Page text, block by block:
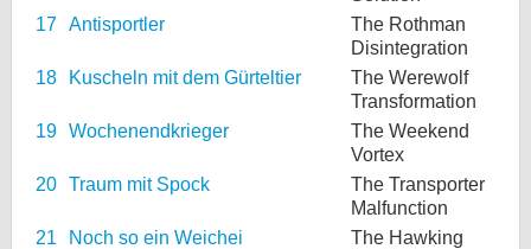
17 Antisportler
The Rothman
Disintegration
18
Kuscheln mit dem Gürteltier
The Werewolf
Transformation
19 Wochenendkrieger
The Weekend
Vortex
20 Traum mit Spock
The Transporter
Malfunction
21
Noch so ein Weichei
The Hawking